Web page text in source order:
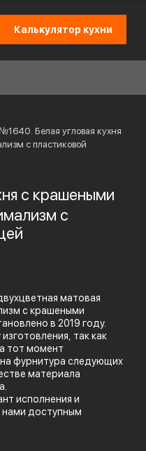
Калькулятор кухни
КОМАНДЕ
№1640. Белая угловая кухня
с пластиковой
с крашеными
с
матовая
с крашеными
в 2019 году.
так как
тот момент
фурнитура следующих
материала
исполнения и
нами доступным